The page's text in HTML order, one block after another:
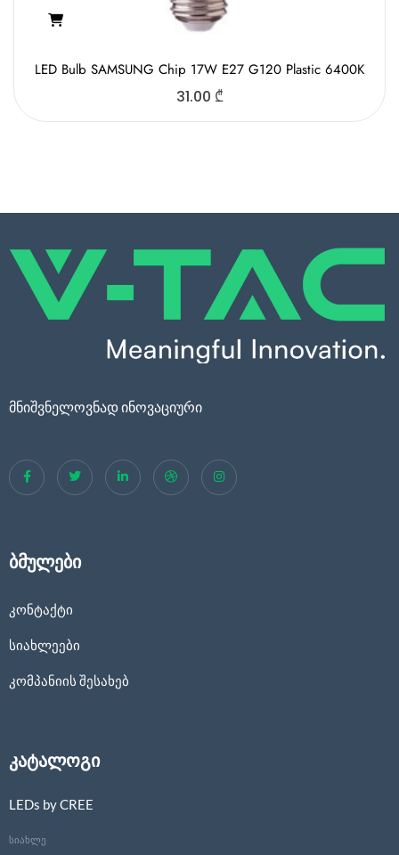
LED Bulb SAMSUNG Chip 17W E27 G120 Plastic 6400K
31.00 ₾
მნიშვნელოვნად ინოვაციური
ბმულები
კონტაქტი
სიახლეები
კომპანიის შესახებ
კატალოგი
LEDs by CREE
სიახლე